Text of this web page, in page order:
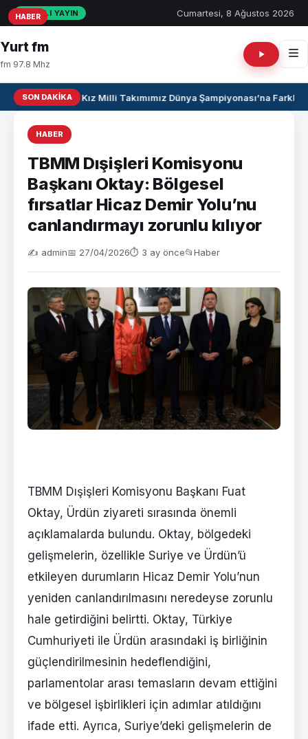
CANLI YAYIN Cumartesi, 8 Ağustos 2026
Yurt fm
fm 97.8 Mhz
SON DAKIKAU17 Kız Milli Takımımız Dünya Şampiyonası’na Farklı
HABER
TBMM Dışişleri Komisyonu
Başkanı Oktay: Bölgesel
fırsatlar Hicaz Demir Yolu’nu
canlandırmayı zorunlu kılıyor
✍️ admin📅 27/04/2026⏱ 3 ay önce📂Haber
TBMM Dışişleri Komisyonu Başkanı Fuat
Oktay, Ürdün ziyareti sırasında önemli
açıklamalarda bulundu. Oktay, bölgedeki
gelişmelerin, özellikle Suriye ve Ürdün’ü
etkileyen durumların Hicaz Demir Yolu’nun
yeniden canlandırılmasını neredeyse zorunlu
hale getirdiğini belirtti. Oktay, Türkiye
Cumhuriyeti ile Ürdün arasındaki iş birliğinin
güçlendirilmesinin hedeflendiğini,
parlamentolar arası temasların devam ettiğini
ve bölgesel işbirlikleri için adımlar atıldığını
ifade etti. Ayrıca, Suriye’deki gelişmelerin de
HABER
HABER
HABER